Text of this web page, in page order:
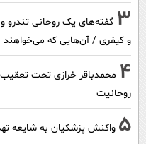
3
و کیفری / آن‌هایی که می‌خواهند به ۲۵۰ هزار نفر بپیوندند
4 محمدباقر خرازی تحت تعقیب
روحانیت
5 واکنش پزشکیان به شایعه